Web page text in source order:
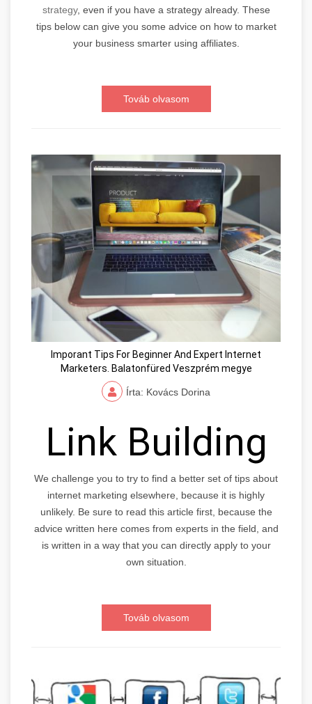
strategy, even if you have a strategy already. These
tips below can give you some advice on how to market
your business smarter using affiliates.
Továb olvasom
Imporant Tips For Beginner And Expert Internet
Marketers. Balatonfüred Veszprém megye
Írta: Kovács Dorina
Link Building
We challenge you to try to find a better set of tips about
internet marketing elsewhere, because it is highly
unlikely. Be sure to read this article first, because the
advice written here comes from experts in the field, and
is written in a way that you can directly apply to your
own situation.
Továb olvasom